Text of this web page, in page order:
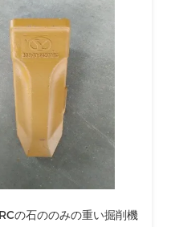
の石ののみの重い掘削機